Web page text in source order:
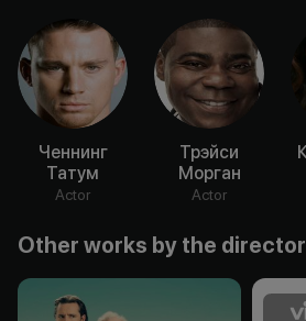
Ченнинг
Татум
Actor
Трэйси
Морган
Actor
Other works by the director